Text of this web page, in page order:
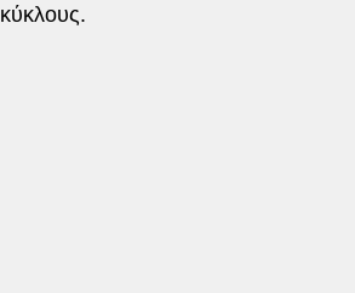
κύκλους.